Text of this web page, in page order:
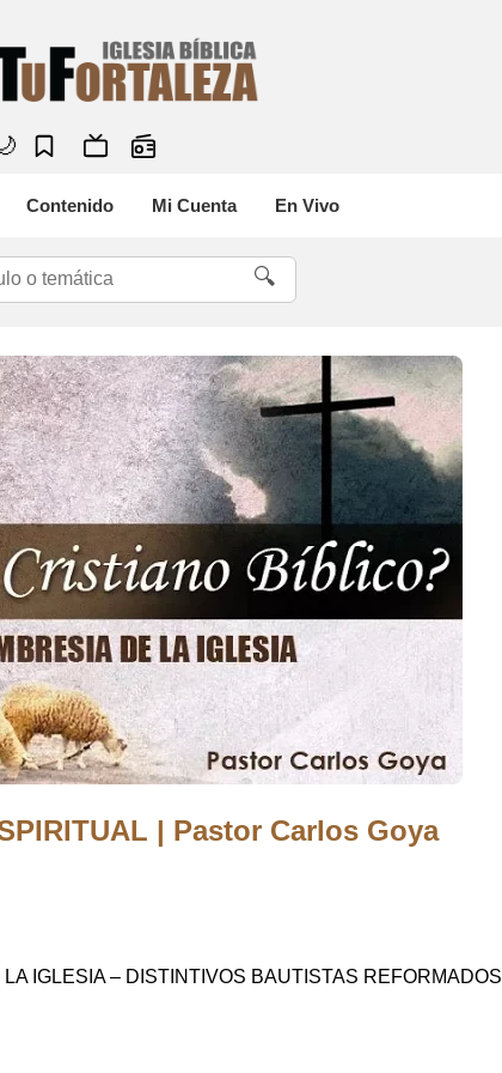
Contenido Mi Cuenta En Vivo
🔍
| Pastor Carlos Goya
IGLESIA – DISTINTIVOS BAUTISTAS REFORMADOS